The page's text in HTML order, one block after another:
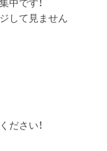
して見ません
ださい！